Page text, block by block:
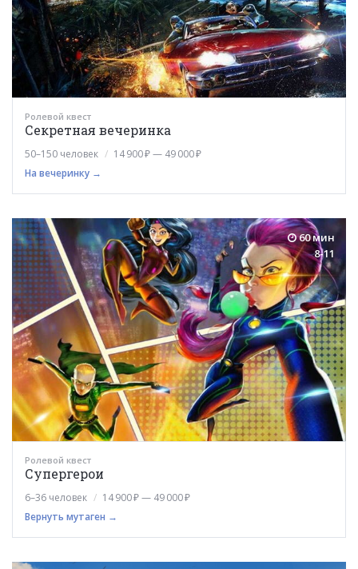
Ролевой квест
Секретная вечеринка
50–150 человек
14 900 ₽ — 49 000 ₽
На вечеринку →
60 мин
8-11
Ролевой квест
Супергерои
6–36 человек
14 900 ₽ — 49 000 ₽
Вернуть мутаген →